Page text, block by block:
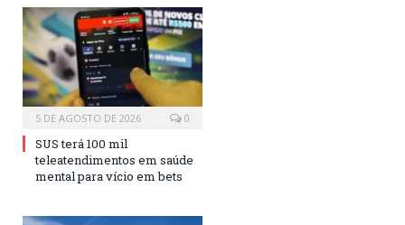
5 DE AGOSTO DE 2026 0
SUS terá 100 mil
teleatendimentos em saúde
mental para vício em bets